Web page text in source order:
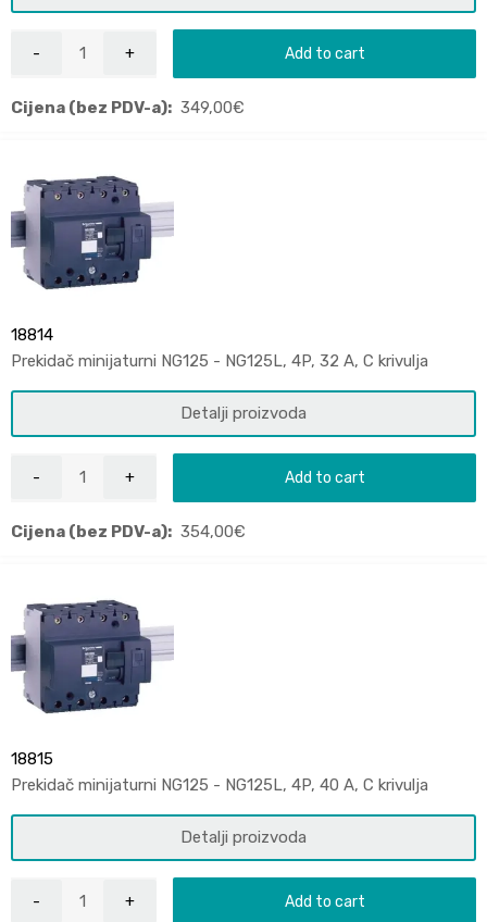
Add to cart
Cijena (bez PDV-a): 349,00€
18814
Prekidač minijaturni NG125 - NG125L, 4P, 32 A, C krivulja
Detalji proizvoda
Add to cart
Cijena (bez PDV-a): 354,00€
18815
Prekidač minijaturni NG125 - NG125L, 4P, 40 A, C krivulja
Detalji proizvoda
Add to cart